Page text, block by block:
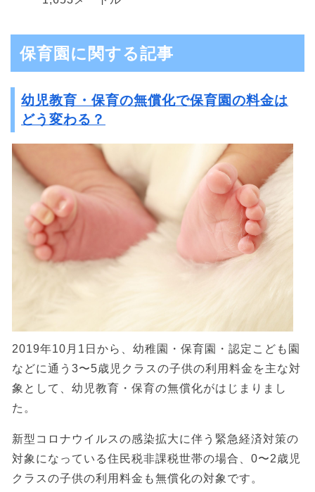
保育園に関する記事
幼児教育・保育の無償化で保育園の料金は
どう変わる？
2019年10月1日から、幼稚園・保育園・認定こども園
などに通う3〜5歳児クラスの子供の利用料金を主な対
象として、幼児教育・保育の無償化がはじまりまし
た。
新型コロナウイルスの感染拡大に伴う緊急経済対策の
対象になっている住民税非課税世帯の場合、0〜2歳児
クラスの子供の利用料金も無償化の対象です。